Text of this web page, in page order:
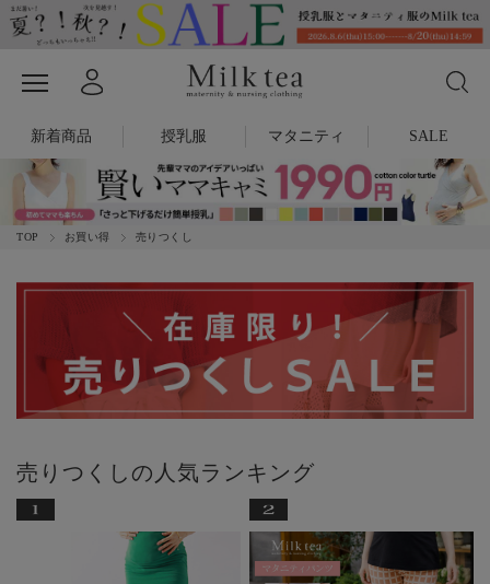
新着商品 授乳服 マタニティ SALE
TOP お買い得 売りつくし
売りつくしの人気ランキング